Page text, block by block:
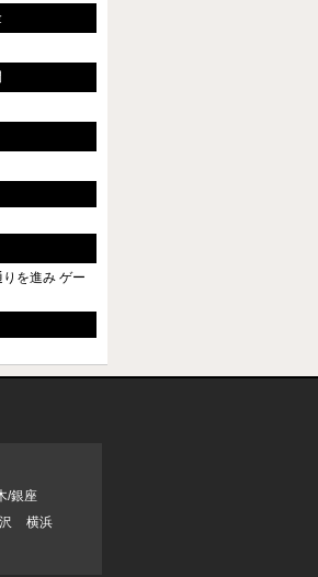
を進み ゲー
/銀座
横浜